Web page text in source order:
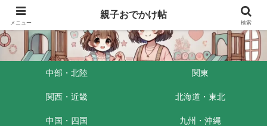
中部・北陸 関東
関西・近畿 北海道・東北
中国・四国 九州・沖縄
メニュー
親子おでかけ帖
検索